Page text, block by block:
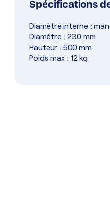
Spécifications
Diamètre interne :
Diamètre : 230 mm
Hauteur : 500 mm
Poids max : 12 kg